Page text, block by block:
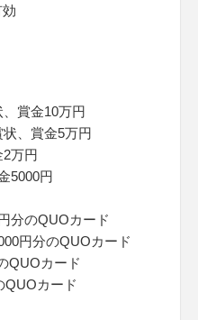
賞金10万円
、賞金5万円
万円
5000円
分のQUOカード
円分のQUOカード
QUOカード
カード